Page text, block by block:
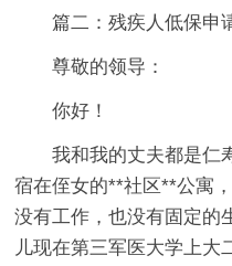
篇二：残疾人低保申
尊敬的领导：
你好！
我和我的丈夫都是仁
宿在侄女的**社区**公寓
没有工作，也没有固定的
儿现在第三军医大学上大